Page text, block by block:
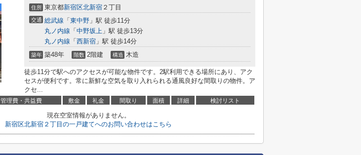
住所 東京都新宿区北新宿 ２丁目
交通 総武線 「 東中野 」駅 徒歩11分
丸ノ内線 「 中野坂上 」駅 徒歩13分
丸ノ内線 「 西新宿 」駅 徒歩14分
築年 築48年 階数 2階建 構造 木造
徒歩11分で駅へのアクセスが可能な物件です。2駅利用できる場所にあり、アク
セスが便利です。常に新鮮な空気を取り入れられる通風良好な間取りの物件。ア
クセ...
管理費・共益費 敷金 礼金 間取り 面積 詳細 検討リスト
現在空室情報がありません。
新宿区北新宿２丁目の一戸建てへのお問い合わせはこちら